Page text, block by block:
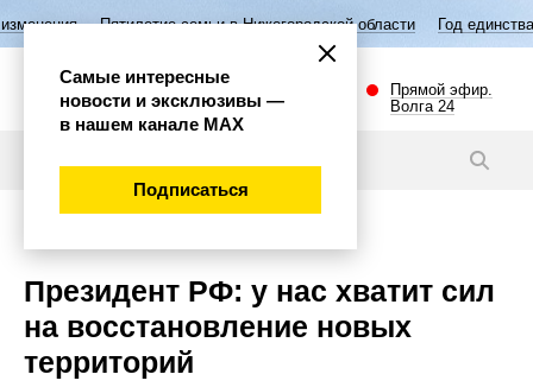
семьи в Нижегородской области Год единства народов
Прямой эфир.
Волга 24
Президент РФ: у нас хватит сил
на восстановление новых
территорий
Самые интересные
новости и эксклюзивы —
в нашем канале МАХ
Подписаться